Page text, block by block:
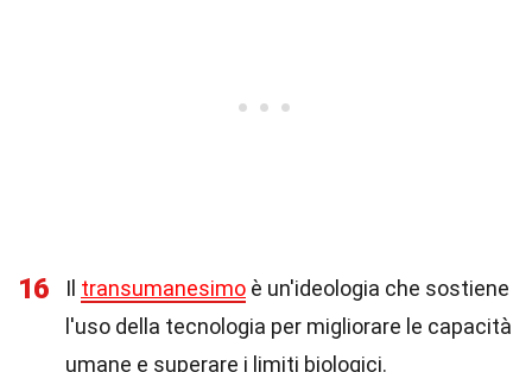
16 Il transumanesimo è un'ideologia che sostiene
l'uso della tecnologia per migliorare le capacità
umane e superare i limiti biologici.